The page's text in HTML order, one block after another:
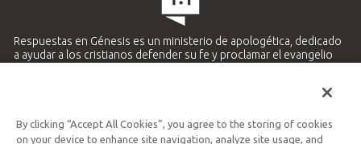
Respuestas en Génesis es un ministerio de apologética, dedicado
a ayudar a los cristianos defender su fe y proclamar el evangelio
Ministerio Hispano y Latinoamericano
By clicking “Accept All Cookies”, you agree to the storing of cookies
on your device to enhance site navigation, analyze site usage, and